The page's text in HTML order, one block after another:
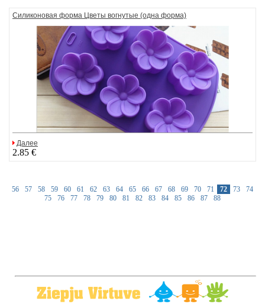
Силиконовая форма Цветы вогнутые (одна форма)
Далее
2.85 €
56 57 58 59 60 61 62 63 64 65 66 67 68 69 70 71 72 73
74
75
76 77 78 79 80 81 82 83 84 85 86 87 88